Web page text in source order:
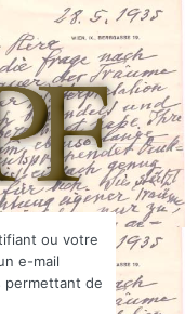
ou votre
e-mail
permettant de